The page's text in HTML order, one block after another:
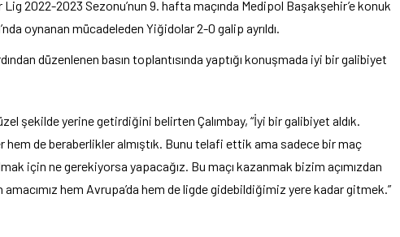
2022-2023 Sezonu’nun 9. hafta maçında Medipol Başakşehir’e konuk
oynanan mücadeleden Yiğidolar 2-0 galip ayrıldı.
düzenlenen basın toplantısında yaptığı konuşmada iyi bir galibiyet
şekilde yerine getirdiğini belirten Çalımbay, “İyi bir galibiyet aldık.
de beraberlikler almıştık. Bunu telafi ettik ama sadece bir maç
için ne gerekiyorsa yapacağız. Bu maçı kazanmak bizim açımızdan
hem Avrupa’da hem de ligde gidebildiğimiz yere kadar gitmek.”